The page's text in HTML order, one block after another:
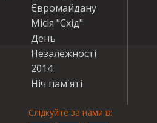
Євромайдану
Місія "Схід"
День
Незалежності
2014
Ніч пам'яті
Слідкуйте за нами в: